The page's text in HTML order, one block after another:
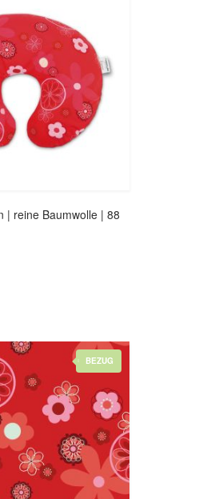
| reine Baumwolle | 88
BEZUG